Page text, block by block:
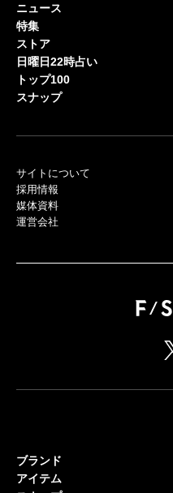
ニュース
特集
ストア
日曜日22時占い
トップ100
スナップ
サイトについて
採用情報
媒体資料
運営会社
ブランド
アイテム